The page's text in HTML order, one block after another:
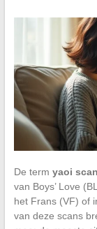
De term yaoi scan
van Boys’ Love
het Frans (VF) of
van deze scans